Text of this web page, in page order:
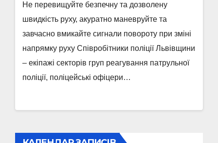
Не перевищуйте безпечну та дозволену
швидкість руху, акуратно маневруйте та
завчасно вмикайте сигнали повороту при зміні
напрямку руху Співробітники поліції Львівщини
– екіпажі секторів груп реагування патрульної
поліції, поліцейські офіцери…